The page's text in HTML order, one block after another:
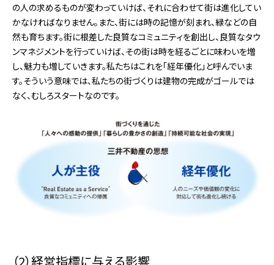
の人の求めるものが変わっていけば、それに合わせて街は進化してい
かなければなりません。また、街には時の記憶が刻まれ、緑などの自
然も育ちます。街に根差した良質なコミュニティを創出し、良質なタウ
ンマネジメントを行っていけば、その街は時を経るごとに味わいを増
し、魅力も増していきます。私たちはこれを「経年優化」と呼んでいま
す。そういう意味では、私たちの街づくりは建物の完成がゴールでは
なく、むしろスタートなのです。
（2）経営指標に与える影響